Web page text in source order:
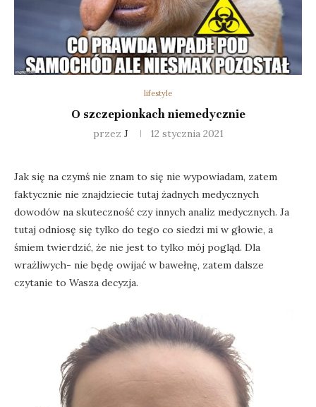
lifestyle
O szczepionkach niemedycznie
przez J 12 stycznia 2021
Jak się na czymś nie znam to się nie wypowiadam, zatem
faktycznie nie znajdziecie tutaj żadnych medycznych
dowodów na skuteczność czy innych analiz medycznych. Ja
tutaj odniosę się tylko do tego co siedzi mi w głowie, a
śmiem twierdzić, że nie jest to tylko mój pogląd. Dla
wrażliwych- nie będę owijać w bawełnę, zatem dalsze
czytanie to Wasza decyzja.